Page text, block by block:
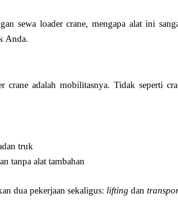
sewa loader crane, mengapa alat ini
Anda.
adalah mobilitasnya. Tidak seperti
truk
tanpa alat tambahan
dua pekerjaan sekaligus: lifting dan